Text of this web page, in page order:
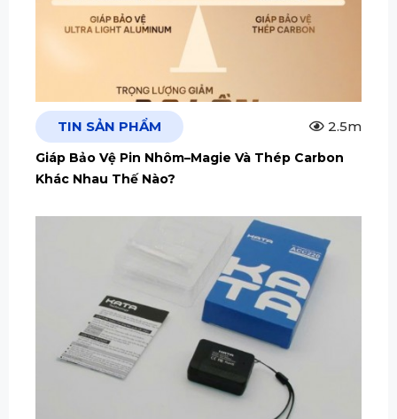
TIN SẢN PHẨM 2.5m
Giáp Bảo Vệ Pin Nhôm–Magie Và Thép Carbon
Khác Nhau Thế Nào?